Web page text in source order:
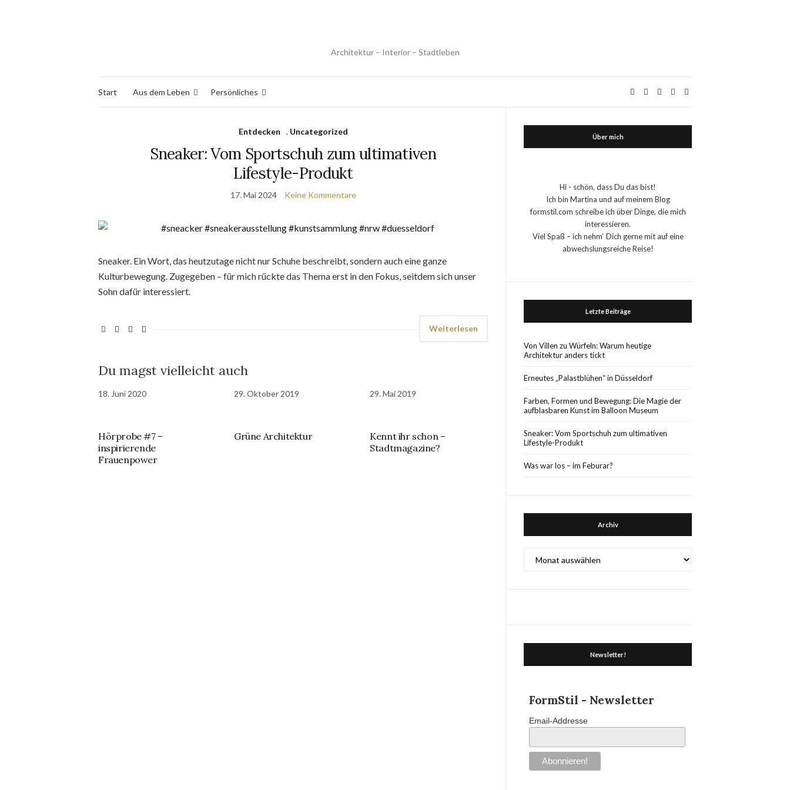
Architektur – Interior – Stadtleben
Start Aus dem Leben Persönliches
Entdecken , Uncategorized
Sneaker: Vom Sportschuh zum ultimativen
Lifestyle-Produkt
17. Mai 2024 Keine Kommentare
Sneaker. Ein Wort, das heutzutage nicht nur Schuhe beschreibt, sondern auch eine ganze
Kulturbewegung. Zugegeben – für mich rückte das Thema erst in den Fokus, seitdem sich unser
Sohn dafür interessiert.
Weiterlesen
Du magst vielleicht auch
18. Juni 2020
Hörprobe #7 –
inspirierende
Frauenpower
29. Oktober 2019
Grüne Architektur
29. Mai 2019
Kennt ihr schon –
Stadtmagazine?
Über mich
Hi - schön, dass Du das bist!
Ich bin Martina und auf meinem Blog
formstil.com schreibe ich über Dinge, die mich
interessieren.
Viel Spaß – ich nehm‘ Dich gerne mit auf eine
abwechslungsreiche Reise!
Letzte Beiträge
Von Villen zu Würfeln: Warum heutige
Architektur anders tickt
Erneutes „Palastblühen“ in Düsseldorf
Farben, Formen und Bewegung: Die Magie der
aufblasbaren Kunst im Balloon Museum
Sneaker: Vom Sportschuh zum ultimativen
Lifestyle-Produkt
Was war los – im Feburar?
Archiv
Newsletter!
FormStil - Newsletter
Email-Addresse